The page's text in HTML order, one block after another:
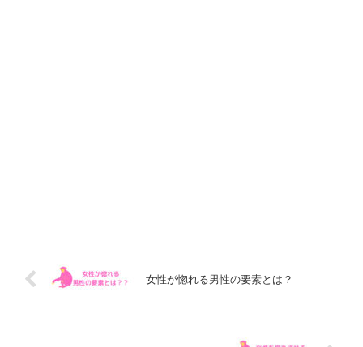
女性が惚れる男性の要素とは？